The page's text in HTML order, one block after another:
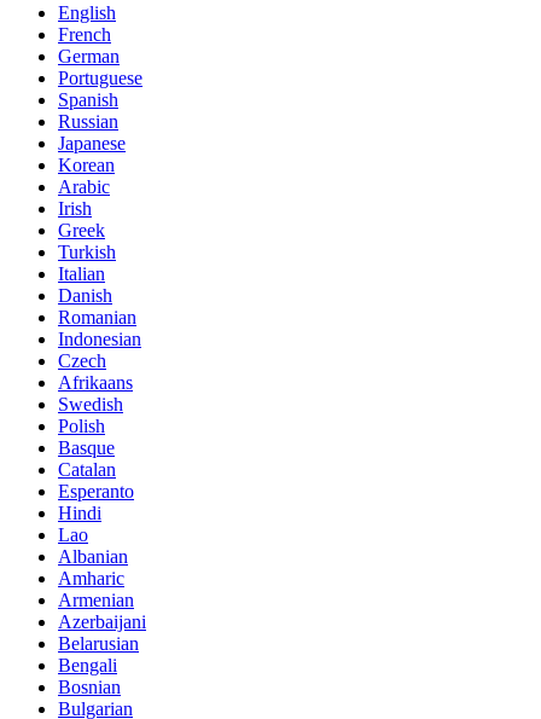
English
French
German
Portuguese
Spanish
Russian
Japanese
Korean
Arabic
Irish
Greek
Turkish
Italian
Danish
Romanian
Indonesian
Czech
Afrikaans
Swedish
Polish
Basque
Catalan
Esperanto
Hindi
Lao
Albanian
Amharic
Armenian
Azerbaijani
Belarusian
Bengali
Bosnian
Bulgarian